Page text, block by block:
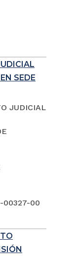
SEDE
JUDICIAL
00327-00